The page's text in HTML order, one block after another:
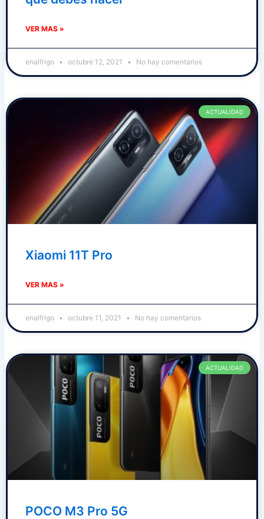
VER MAS »
enalfrigo octubre 12, 2021 No hay comentarios
ACTUALIDAD
Xiaomi 11T Pro
VER MAS »
enalfrigo octubre 11, 2021 No hay comentarios
ACTUALIDAD
POCO M3 Pro 5G